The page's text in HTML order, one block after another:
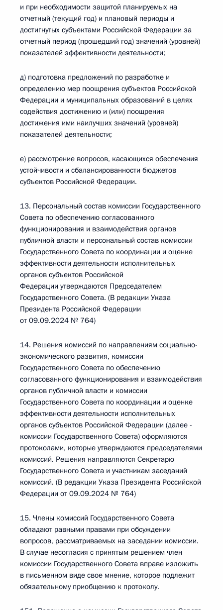
и при необходимости защитой планируемых на
отчетный (текущий год) и плановый периоды и
достигнутых субъектами Российской Федерации за
отчетный период (прошедший год) значений (уровней)
показателей эффективности деятельности;
д) подготовка предложений по разработке и
определению мер поощрения субъектов Российской
Федерации и муниципальных образований в целях
содействия достижению и (или) поощрения
достижения ими наилучших значений (уровней)
показателей деятельности;
е) рассмотрение вопросов, касающихся обеспечения
устойчивости и сбалансированности бюджетов
субъектов Российской Федерации.
13. Персональный состав комиссии Государственного
Совета по обеспечению согласованного
функционирования и взаимодействия органов
публичной власти и персональный состав комиссии
Государственного Совета по координации и оценке
эффективности деятельности исполнительных
органов субъектов Российской
Федерации утверждаются Председателем
Государственного Совета. (В редакции Указа
Президента Российской Федерации
от 09.09.2024 № 764)
14. Решения комиссий по направлениям социально-
экономического развития, комиссии
Государственного Совета по обеспечению
согласованного функционирования и взаимодействия
органов публичной власти и комиссии
Государственного Совета по координации и оценке
эффективности деятельности исполнительных
органов субъектов Российской Федерации (далее -
комиссии Государственного Совета) оформляются
протоколами, которые утверждаются председателями
комиссий. Решения направляются Секретарю
Государственного Совета и участникам заседаний
комиссий. (В редакции Указа Президента Российской
Федерации от 09.09.2024 № 764)
15. Члены комиссий Государственного Совета
обладают равными правами при обсуждении
вопросов, рассматриваемых на заседании комиссии.
В случае несогласия с принятым решением член
комиссии Государственного Совета вправе изложить
в письменном виде свое мнение, которое подлежит
обязательному приобщению к протоколу.